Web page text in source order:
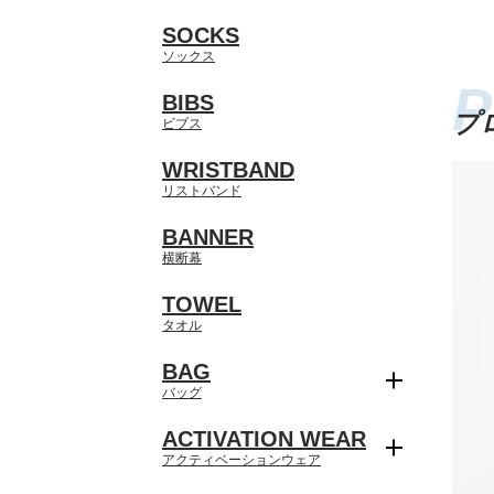
SOCKS
ソックス
BIBS
ビブス
WRISTBAND
リストバンド
BANNER
横断幕
TOWEL
タオル
BAG
バッグ
ACTIVATION WEAR
アクティベーションウェア
プ